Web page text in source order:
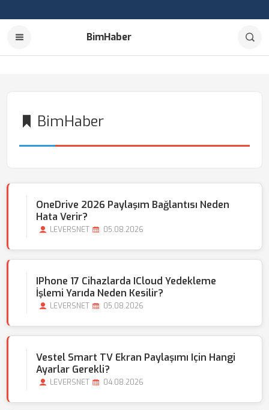
BimHaber
BimHaber
OneDrive 2026 Paylaşım Bağlantısı Neden
Hata Verir?
LEVERSNET 05.08.2026
IPhone 17 Cihazlarda ICloud Yedekleme
İşlemi Yarıda Neden Kesilir?
LEVERSNET 05.08.2026
Vestel Smart TV Ekran Paylaşımı Için Hangi
Ayarlar Gerekli?
LEVERSNET 04.08.2026